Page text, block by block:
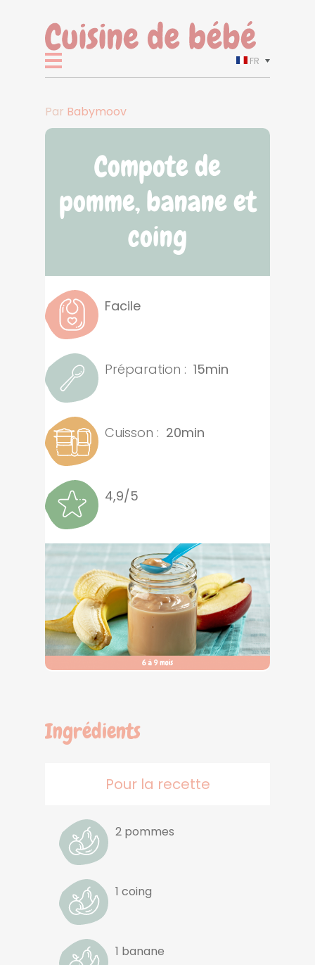
FR
Par Babymoov
Compote de
pomme, banane et
coing
Facile
Préparation : 15min
Cuisson : 20min
4,9/5
Ingrédients
Pour la recette
2 pommes
1 coing
1 banane